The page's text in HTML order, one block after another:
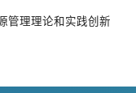
管理理论和实践创新